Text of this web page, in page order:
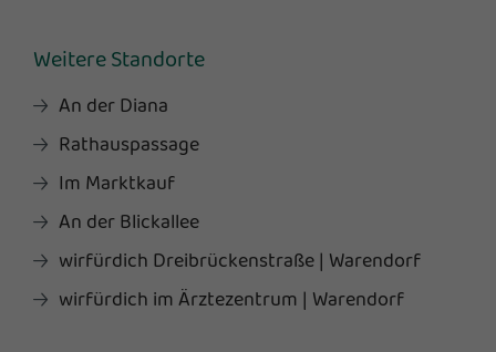
Weitere Standorte
An der Diana
Rathauspassage
Im Marktkauf
An der Blickallee
wirfürdich Dreibrückenstraße | Warendorf
wirfürdich im Ärztezentrum | Warendorf